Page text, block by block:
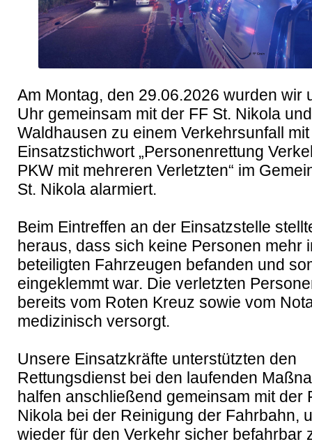
Am Montag, den 29.06.2026 wurden wir
Uhr gemeinsam mit der FF St. Nikola
Waldhausen zu einem Verkehrsunfall
Einsatzstichwort „Personenrettung
PKW mit mehreren Verletzten“ im
St. Nikola alarmiert.
Beim Eintreffen an der Einsatzstelle
heraus, dass sich keine Personen mehr
beteiligten Fahrzeugen befanden und
eingeklemmt war. Die verletzten
bereits vom Roten Kreuz sowie vom
medizinisch versorgt.
Unsere Einsatzkräfte unterstützten den
Rettungsdienst bei den laufenden
halfen anschließend gemeinsam mit der
Nikola bei der Reinigung der Fahrbahn,
wieder für den Verkehr sicher befahrbar